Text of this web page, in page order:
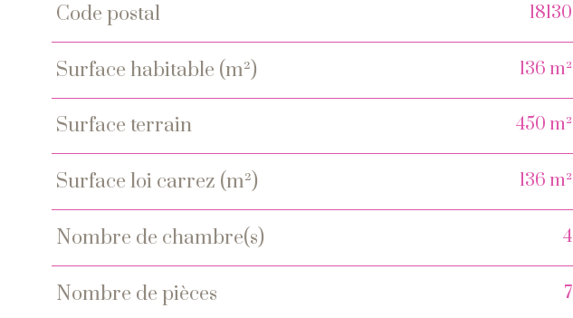
Caractéristiques
code postal 18130
surface habitable (m²) 136 m²
surface terrain 450 m²
surface loi carrez (m²) 136 m²
nombre de chambre(s) 4
nombre de pièces 7